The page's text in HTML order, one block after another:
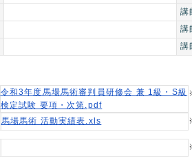
講
講
講
令和3年度馬場馬術審判員研修会 兼 1級・S級
検定試験 要項・次第.pdf
馬場馬術 活動実績表.xls